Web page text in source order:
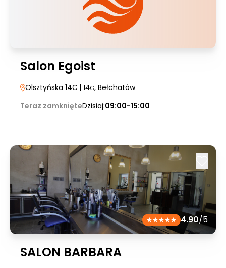
Salon Egoist
Olsztyńska 14C | 14c, Bełchatów
Teraz zamknięteDzisiaj:09:00-15:00
4.90/5
SALON BARBARA